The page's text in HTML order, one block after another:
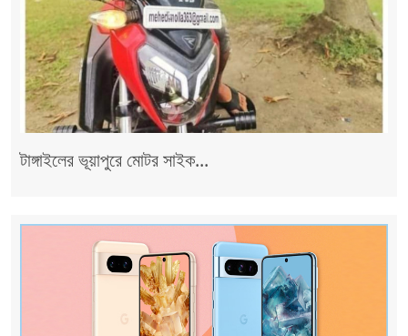
টাঙ্গাইলের ভূয়াপুরে মোটর সাইক...